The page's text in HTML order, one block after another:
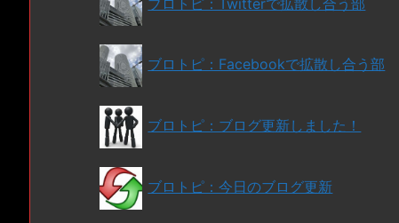
ブロトピ：Facebookで拡散し合う部
ブロトピ：ブログ更新しました！
ブロトピ：今日のブログ更新